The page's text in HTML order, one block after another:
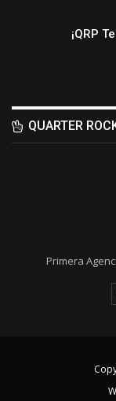
¡QRP
QUARTER
Primera